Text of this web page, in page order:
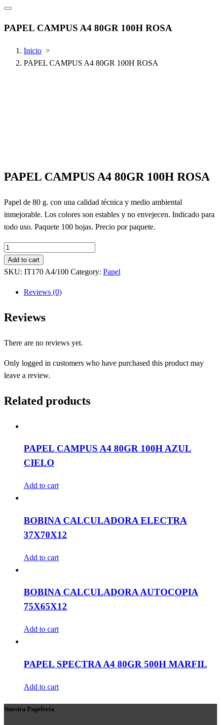
PAPEL CAMPUS A4 80GR 100H ROSA
Inicio >
PAPEL CAMPUS A4 80GR 100H ROSA
PAPEL CAMPUS A4 80GR 100H ROSA
Papel de 80 g. con una calidad técnica y medio ambiental
inmejorable. Los colores son estables y no envejecen. Indicado para
todo uso. Paquete 100 hojas. Precio por paquete.
PAPEL
CAMPUS
A4
100H
quantity
Add to cart
SKU: IT170 A4/100 Category: Papel
Reviews (0)
Reviews
There are no reviews yet.
Only logged in customers who have purchased this product may
leave a review.
Related products
PAPEL CAMPUS A4 80GR 100H AZUL
CIELO
Add to cart
BOBINA CALCULADORA ELECTRA
37X70X12
Add to cart
BOBINA CALCULADORA AUTOCOPIA
75X65X12
Add to cart
PAPEL SPECTRA A4 80GR 500H MARFIL
Add to cart
Nuestra Papelería